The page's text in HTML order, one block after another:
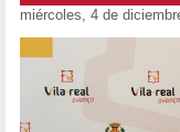
miércoles, 4 de